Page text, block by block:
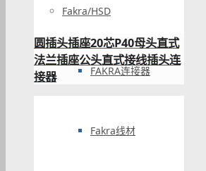
Fakra/HSD
FAKRA连接器
Fakra线材
圆插头插座20芯P40母头直式
法兰插座公头直式接线插头连
接器